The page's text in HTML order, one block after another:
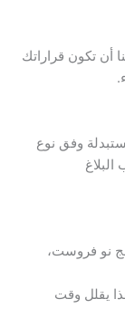
أن تكون قراراتك
وفق نوع
نو فروست،
يقلل وقت